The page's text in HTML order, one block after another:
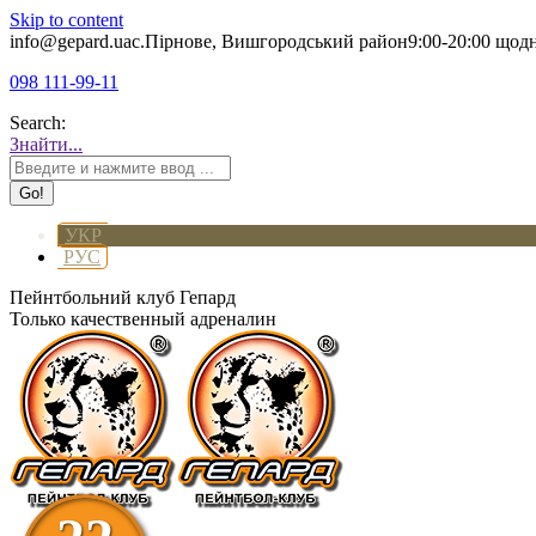
Skip to content
info@gepard.uaс.Пірнове, Вишгородський район9:00-20:00
098 111-99-11
Search:
Знайти...
УКР
РУС
Пейнтбольний клуб Гепард
Только качественный адреналин